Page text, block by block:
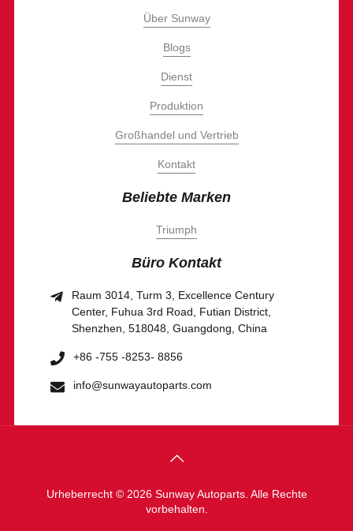
Über Sunway
Blogs
Dienst
Produktion
Großhandel und Vertrieb
Kontakt
Beliebte Marken
Triumph
Büro Kontakt
Raum 3014, Turm 3, Excellence Century
Center, Fuhua 3rd Road, Futian District,
Shenzhen, 518048, Guangdong, China
+86 -755 -8253- 8856
info@sunwayautoparts.com
Urheberrecht © 2026 Sunway Autoparts. Alle Rechte
vorbehalten.